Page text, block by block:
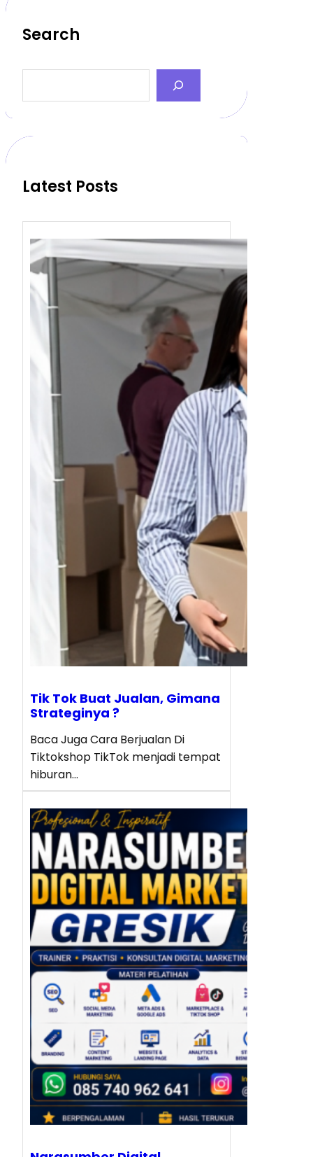
Search
a
c
Latest Posts
Tik Tok Buat Jualan, Gimana
Strateginya ?
Baca Juga Cara Berjualan Di
Tiktokshop TikTok menjadi tempat
hiburan…